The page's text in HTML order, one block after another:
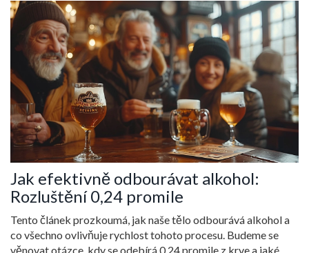
Jak efektivně odbourávat alkohol:
Rozluštění 0,24 promile
Tento článek prozkoumá, jak naše tělo odbourává alkohol a
co všechno ovlivňuje rychlost tohoto procesu. Budeme se
věnovat otázce, kdy se odebírá 0,24 promile z krve a jaké